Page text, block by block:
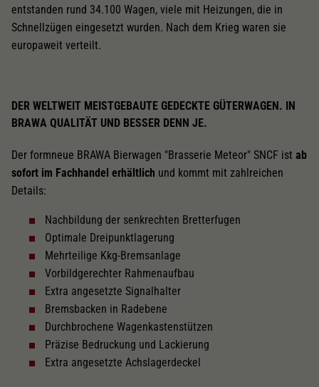
entstanden rund 34.100 Wagen, viele mit Heizungen, die in
Schnellzügen eingesetzt wurden. Nach dem Krieg waren sie
europaweit verteilt.
DER WELTWEIT MEISTGEBAUTE GEDECKTE GÜTERWAGEN. IN
BRAWA QUALITÄT UND BESSER DENN JE.
Der formneue BRAWA Bierwagen "Brasserie Meteor" SNCF ist ab
sofort im Fachhandel erhältlich und kommt mit zahlreichen
Details:
Nachbildung der senkrechten Bretterfugen
Optimale Dreipunktlagerung
Mehrteilige Kkg-Bremsanlage
Vorbildgerechter Rahmenaufbau
Extra angesetzte Signalhalter
Bremsbacken in Radebene
Durchbrochene Wagenkastenstützen
Präzise Bedruckung und Lackierung
Extra angesetzte Achslagerdeckel